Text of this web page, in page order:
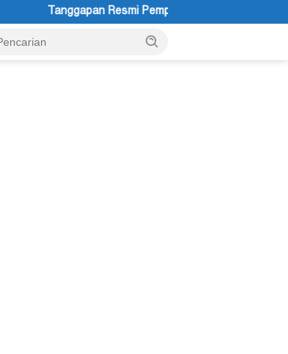
Pemprov Papua Pegunungan Pasca Gubernur Dr